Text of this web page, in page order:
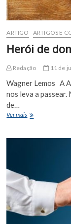
ARTIGO ARTIGOS E
Herói de
Redação 11 de
Wagner Lemos A
nos leva a
de…
Ver maisHerói